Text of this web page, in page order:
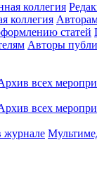
коллегия
коллегия
статей
Авторы
всех
всех
журнале